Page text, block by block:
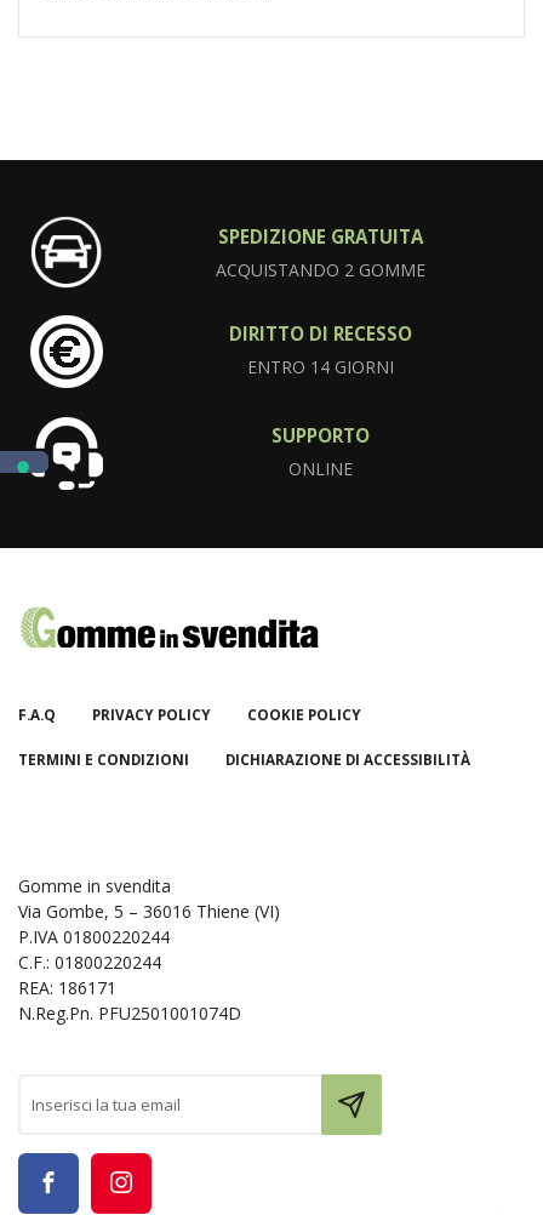
SPEDIZIONE GRATUITA
ACQUISTANDO 2 GOMME
DIRITTO DI RECESSO
ENTRO 14 GIORNI
SUPPORTO
ONLINE
F.A.Q PRIVACY POLICY COOKIE POLICY
TERMINI E CONDIZIONI DICHIARAZIONE DI ACCESSIBILITÀ
Gomme in svendita
Via Gombe, 5 – 36016 Thiene (VI)
P.IVA 01800220244
C.F.: 01800220244
REA: 186171
N.Reg.Pn. PFU2501001074D